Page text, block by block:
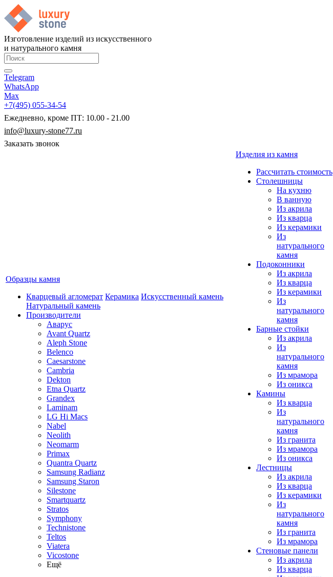
Изготовление изделий из искусственного
и натурального камня
Telegram
WhatsApp
Max
+7(495) 055-34-54
Ежедневно, кроме ПТ: 10.00 - 21.00
info@luxury-stone77.ru
Заказать звонок
Образцы камня
Кварцевый агломерат Керамика Искусственный камень
Натуральный камень
Производители
Аварус
Avant Quartz
Aleph Stone
Belenco
Caesarstone
Cambria
Dekton
Etna Quartz
Grandex
Laminam
LG Hi Macs
Nabel
Neolith
Neomarm
Primax
Quantra Quartz
Samsung Radianz
Samsung Staron
Silestone
Smartquartz
Stratos
Symphony
Technistone
Teltos
Viatera
Vicostone
Ещё
Изделия из камня
Рассчитать стоимость
Столешницы
На кухню
В ванную
Из акрила
Из кварца
Из керамики
Из
натурального
камня
Подоконники
Из акрила
Из кварца
Из керамики
Из
натурального
камня
Барные стойки
Из акрила
Из
натурального
камня
Из мрамора
Из оникса
Камины
Из кварца
Из
натурального
камня
Из гранита
Из мрамора
Из оникса
Лестницы
Из акрила
Из кварца
Из керамики
Из
натурального
камня
Из гранита
Из мрамора
Стеновые панели
Из акрила
Из кварца